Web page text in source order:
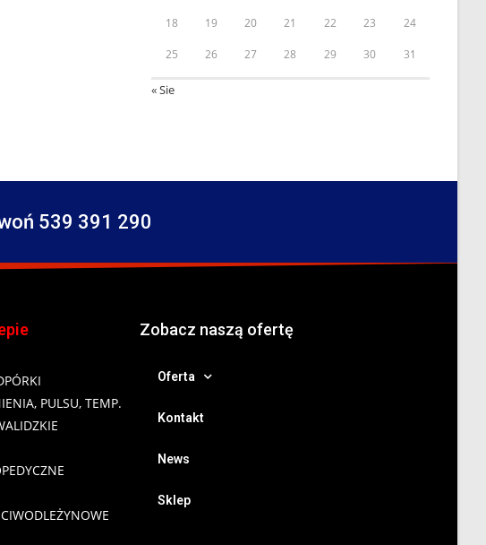
18 19 20 21 22 23 24
25 26 27 28 29 30 31
« Sie
539 391 290
PULSU, TEMP.
Zobacz naszą ofertę
Oferta
Kontakt
News
Sklep